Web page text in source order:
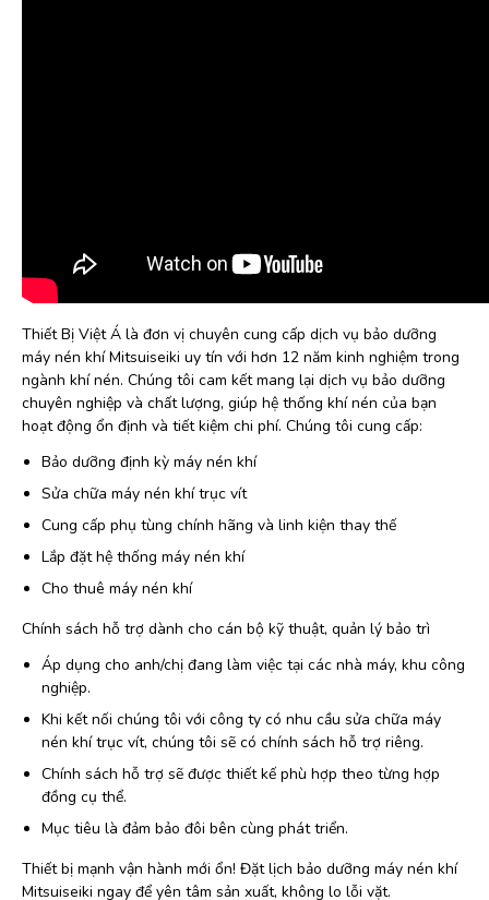
Thiết Bị Việt Á là đơn vị chuyên cung cấp dịch vụ bảo dưỡng
máy nén khí Mitsuiseiki uy tín với hơn 12 năm kinh nghiệm trong
ngành khí nén. Chúng tôi cam kết mang lại dịch vụ bảo dưỡng
chuyên nghiệp và chất lượng, giúp hệ thống khí nén của bạn
hoạt động ổn định và tiết kiệm chi phí. Chúng tôi cung cấp:
Bảo dưỡng định kỳ máy nén khí
Sửa chữa máy nén khí trục vít
Cung cấp phụ tùng chính hãng và linh kiện thay thế
Lắp đặt hệ thống máy nén khí
Cho thuê máy nén khí
Chính sách hỗ trợ dành cho cán bộ kỹ thuật, quản lý bảo trì
Áp dụng cho anh/chị đang làm việc tại các nhà máy, khu công
nghiệp.
Khi kết nối chúng tôi với công ty có nhu cầu sửa chữa máy
nén khí trục vít, chúng tôi sẽ có chính sách hỗ trợ riêng.
Chính sách hỗ trợ sẽ được thiết kế phù hợp theo từng hợp
đồng cụ thể.
Mục tiêu là đảm bảo đôi bên cùng phát triển.
Thiết bị mạnh vận hành mới ổn! Đặt lịch bảo dưỡng máy nén khí
Mitsuiseiki ngay để yên tâm sản xuất, không lo lỗi vặt.